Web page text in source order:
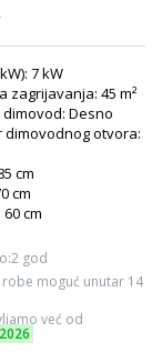
7 kW
zagrijavanja: 45 m²
Desno
dimovodnog otvora:
cm
cm
cm
god
robe moguć unutar 14
već od